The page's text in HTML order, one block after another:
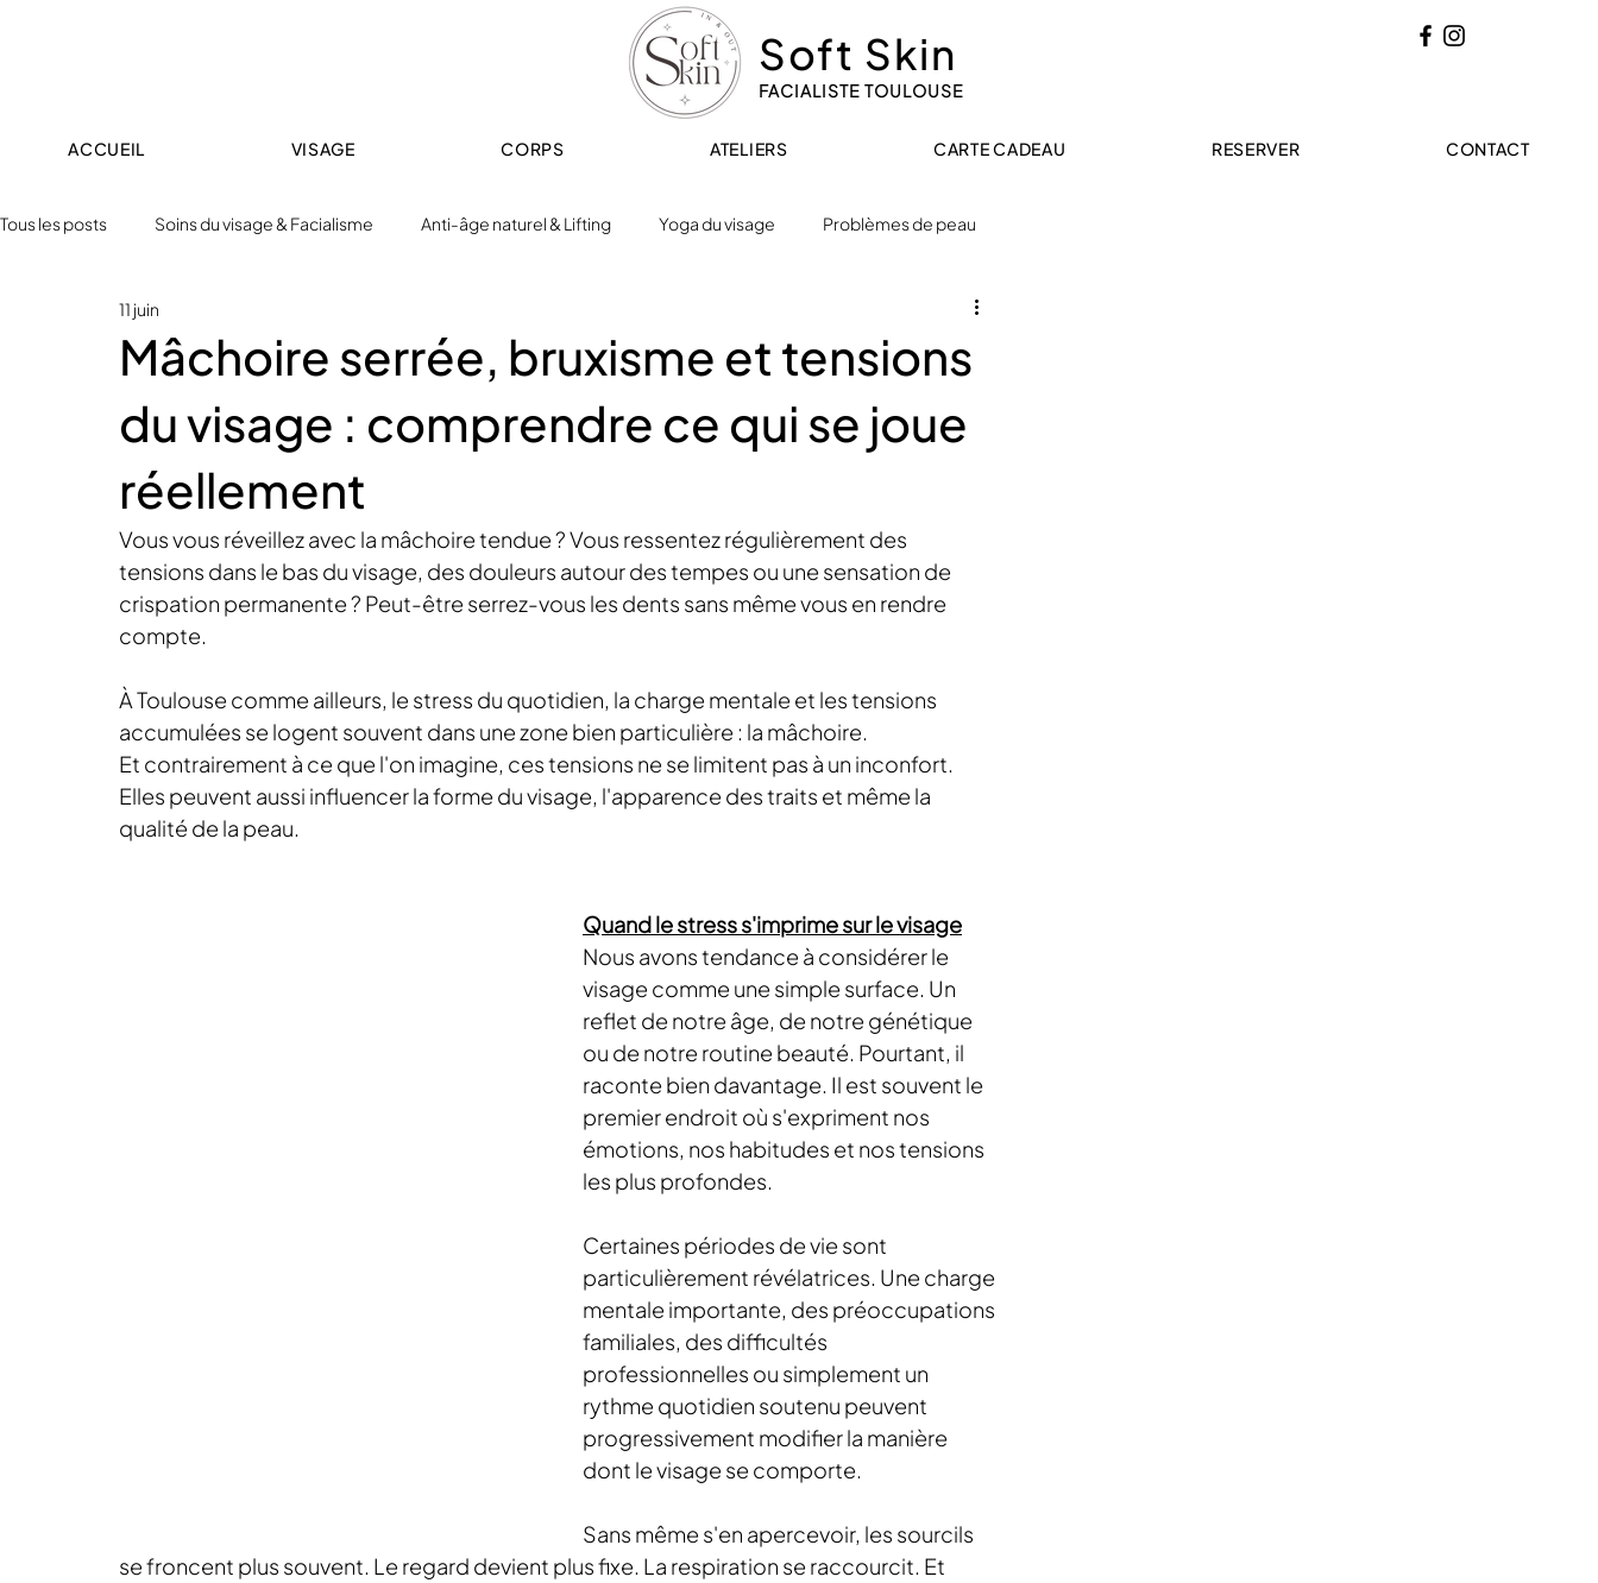
Soft Skin
FACIALISTE TOULOUSE
ACCUEIL VISAGE CORPS ATELIERS CARTE CADEAU RESERVER CONTACT
Tous les posts Soins du visage & Facialisme Anti-âge naturel & Lifting Yoga du visage Problèmes de peau
Techniques & technologies Routines & conseils peau
Mâchoire serrée, bruxisme et tensions
du visage : comprendre ce qui se joue
réellement
11 juin
Vous vous réveillez avec la mâchoire tendue ? Vous ressentez régulièrement des
tensions dans le bas du visage, des douleurs autour des tempes ou une sensation de
crispation permanente ? Peut-être serrez-vous les dents sans même vous en rendre
compte.
À Toulouse comme ailleurs, le stress du quotidien, la charge mentale et les tensions
accumulées se logent souvent dans une zone bien particulière : la mâchoire.
Et contrairement à ce que l'on imagine, ces tensions ne se limitent pas à un inconfort.
Elles peuvent aussi influencer la forme du visage, l'apparence des traits et même la
qualité de la peau.
Quand le stress s'imprime sur le visage
Nous avons tendance à considérer le
visage comme une simple surface. Un
reflet de notre âge, de notre génétique
ou de notre routine beauté. Pourtant, il
raconte bien davantage. Il est souvent le
premier endroit où s'expriment nos
émotions, nos habitudes et nos tensions
les plus profondes.
Certaines périodes de vie sont
particulièrement révélatrices. Une charge
mentale importante, des préoccupations
familiales, des difficultés
professionnelles ou simplement un
rythme quotidien soutenu peuvent
progressivement modifier la manière
dont le visage se comporte.
Sans même s'en apercevoir, les sourcils
se froncent plus souvent. Le regard devient plus fixe. La respiration se raccourcit. Et